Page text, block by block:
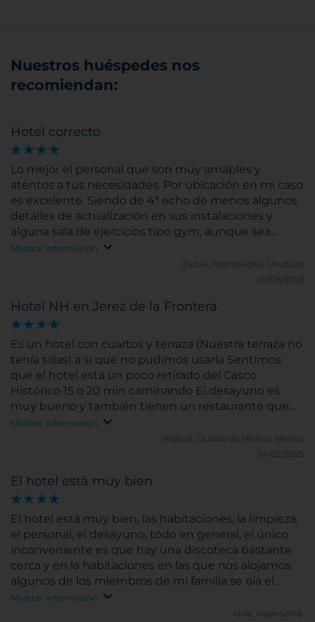
Nuestros huéspedes nos
recomiendan:
Hotel correcto
Lo mejor el personal que son muy amables y
atentos a tus necesidades. Por ubicación en mi caso
es excelente. Siendo de 4* echo de menos algunos
detalles de actualización en sus instalaciones y
alguna sala de ejercicios tipo gym, aunque sea
pequeño.
Mostrar información
Zazu4.
Montevideo, Uruguay
02/06/2026
Hotel NH en Jerez de la Frontera
Es un hotel con cuartos y terraza (Nuestra terraza no
tenía sillas) a si que no pudimos usarla Sentimos
que el hotel está un poco retirado del Casco
Histórico 15 o 20 min caminando El desayuno es
muy bueno y también tienen un restaurante que
está muy bien para picar algo por las noches si ya no
Mostrar información
lilianv8.
Ciudad de México, México
24/02/2025
El hotel está muy bien
El hotel está muy bien, las habitaciones, la limpieza,
el personal, el desayuno, todo en general, el único
inconveniente es que hay una discoteca bastante
cerca y en la habitaciones en las que nos alojamos
algunos de los miembros de mi familia se oía el
ruido de la calle.
Mostrar información
Una_viajera2018.